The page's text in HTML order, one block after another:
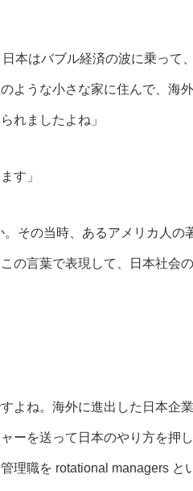
本はバブル経済の波に乗って
ような小さな家に住んで、海
れましたよね」
す」
その当時、あるアメリカ人の
の言葉で表現して、日本社会
よね。海外に進出した日本企
ーを送って日本のやり方を押
理職を rotational managers と